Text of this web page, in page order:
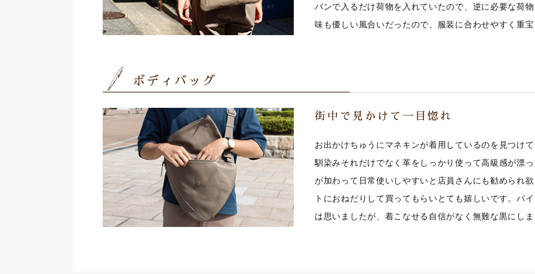
バンで入るだけ荷物を入れていたので、逆に必要な荷
味も優しい風合いだったので、服装に合わせやすく重
ボディバッグ
街中で見かけて一目惚れ
お出かけちゅうにマネキンが着用しているのを見つけ
馴染みそれだけでなく革をしっかり使って高級感が漂
が加わって日常使いしやすいと店員さんにも勧められ
トにおねだりして買ってもらいとても嬉しいです。バ
は思いましたが、着こなせる自信がなく無難な黒にし